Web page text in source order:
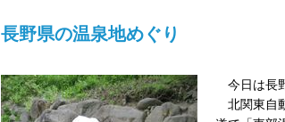
長野県の温泉地めぐり
今日は長
北関東自